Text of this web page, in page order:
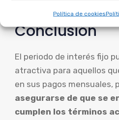
Política de cookies
Conclusión
El periodo de interés fijo
atractiva para aquellos
en sus pagos mensuales,
asegurarse de que se
cumplen los términos